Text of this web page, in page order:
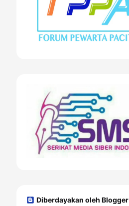
Diberdayakan oleh Blogger